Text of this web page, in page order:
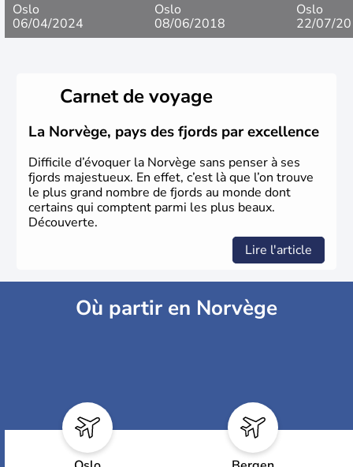
Oslo
06/04/2024
Oslo
08/06/2018
Oslo
22/07/
Carnet de voyage
La Norvège, pays des fjords par excellence
Difficile d’évoquer la Norvège sans penser à ses
fjords majestueux. En effet, c’est là que l’on trouve
le plus grand nombre de fjords au monde dont
certains qui comptent parmi les plus beaux.
Découverte.
Lire l'article
Où partir en Norvège